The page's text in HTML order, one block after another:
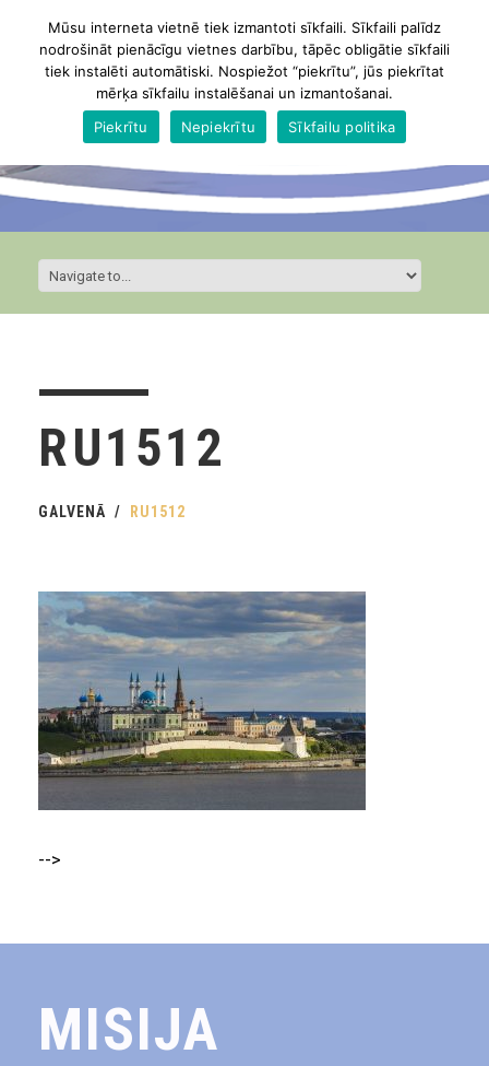
RU1512
GALVENĀ RU1512
-->
MISIJA
Mūsu interneta vietnē tiek izmantoti sīkfaili. Sīkfaili palīdz
nodrošināt pienācīgu vietnes darbību, tāpēc obligātie sīkfaili
tiek instalēti automātiski. Nospiežot “piekrītu”, jūs piekrītat
mērķa sīkfailu instalēšanai un izmantošanai.
Piekrītu
Nepiekrītu Sīkfailu politika